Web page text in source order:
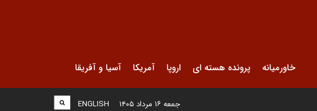
خاورمیانه پرونده هسته ای اروپا آمریکا آسیا و آفریقا
ENGLISH جمعه ۱۶ مرداد ۱۴۰۵